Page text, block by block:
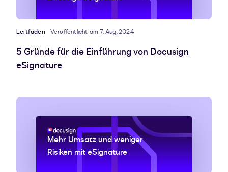
Leitfäden Veröffentlicht am 7. Aug. 2024
5 Gründe für die Einführung von Docusign
eSignature
Mehr Umsatz und weniger
Risiken mit eSignature